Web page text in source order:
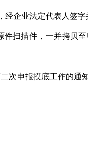
企业法定代表人签
扫描件，一并拷贝
次申报摸底工作的通